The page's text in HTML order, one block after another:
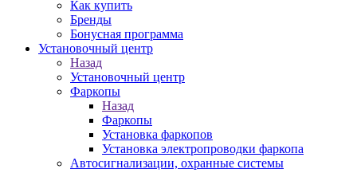
Как купить
Бренды
Бонусная программа
Установочный центр
Назад
Установочный центр
Фаркопы
Назад
Фаркопы
Установка фаркопов
Установка электропроводки фаркопа
Автосигнализации, охранные системы